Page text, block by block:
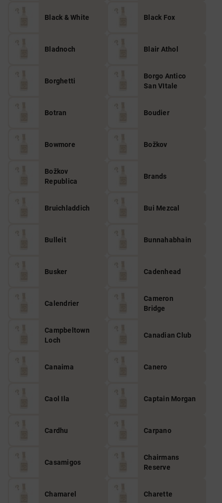
Black & White Black Fox
Bladnoch Blair Athol
Borghetti
Borgo Antico
San VItale
Botran Boudier
Bowmore Božkov
Božkov
Republica
Brands
Bruichladdich Bui Mezcal
Bulleit Bunnahabhain
Busker Cadenhead
Calendrier
Cameron
Bridge
Campbeltown
Loch
Canadian Club
Canaima Canero
Caol Ila Captain Morgan
Cardhu Carpano
Casamigos
Chairmans
Reserve
Chamarel Charette